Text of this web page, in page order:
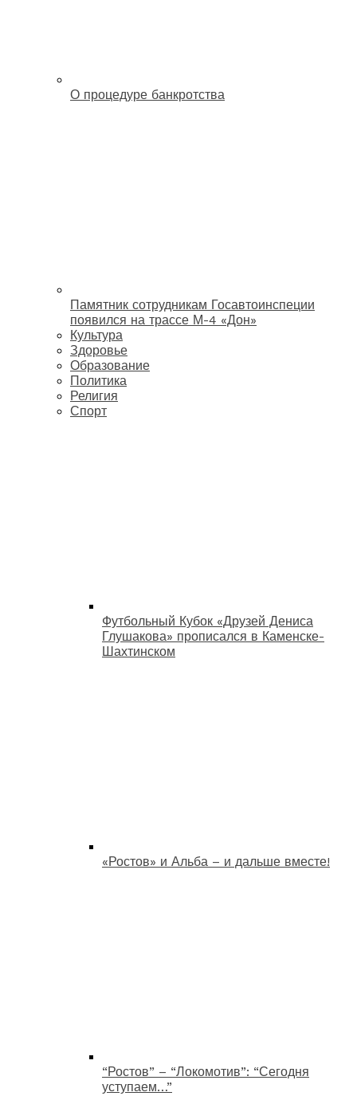
О процедуре банкротства
Памятник сотрудникам Госавтоинспеции
появился на трассе М-4 «Дон»
Культура
Здоровье
Образование
Политика
Религия
Спорт
Футбольный Кубок «Друзей Дениса
Глушакова» прописался в Каменске-
Шахтинском
«Ростов» и Альба – и дальше вместе!
“Ростов” – “Локомотив”: “Сегодня
уступаем…”